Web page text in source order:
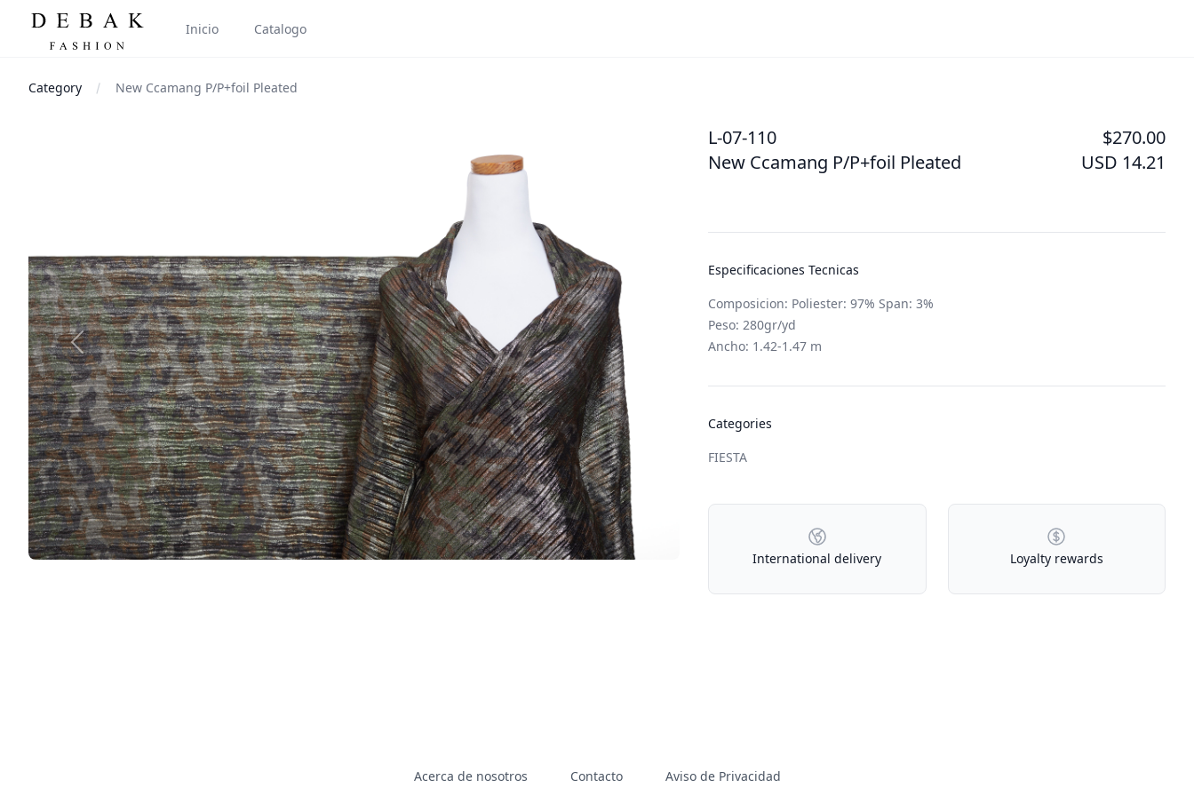
Inicio Catalogo
Category New Ccamang P/P+foil Pleated
L-07-110
$270.00
New Ccamang P/P+foil Pleated
USD 14.21
Especificaciones Tecnicas
Composicion: Poliester: 97% Span: 3%
Peso: 280gr/yd
Ancho: 1.42-1.47 m
Categories
FIESTA
Our Policies
International delivery Loyalty rewards
Acerca de nosotros Contacto Aviso de Privacidad